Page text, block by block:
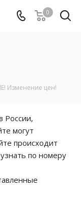
0
Изменение цен!
России,
могут
происходит
по номеру